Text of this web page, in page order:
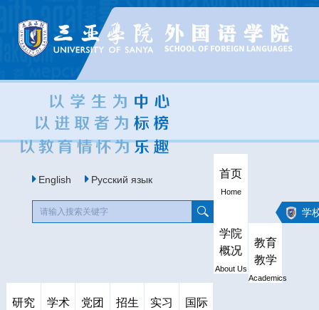
English Русский язык
学
首页
Home
学院
概况
About Us
教育
教学
Academics
研究
学术
党团
招生
实习
国际